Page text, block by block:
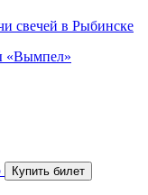
свечей в Рыбинске
«Вымпел»